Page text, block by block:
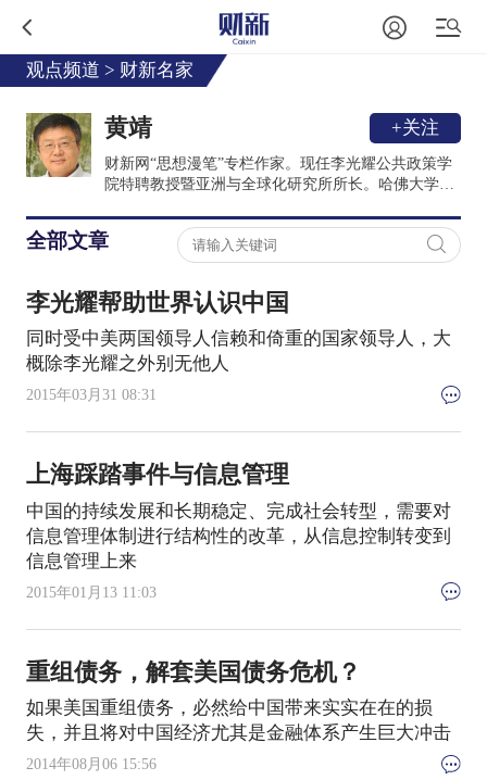
观点频道 > 财新名家
黄靖 +关注
财新网“思想漫笔”专栏作家。现任李光耀公共政策学
院特聘教授暨亚洲与全球化研究所所长。哈佛大学政
（2004-2008），并曾任教于哈佛大学 （1992-94）、
犹他州立大学（1994-2002）及斯坦福大学 （2002-
04）。1998年获终身教授职。
全部文章
李光耀帮助世界认识中国
同时受中美两国领导人信赖和倚重的国家领导人，大
概除李光耀之外别无他人
2015年03月31 08:31
上海踩踏事件与信息管理
中国的持续发展和长期稳定、完成社会转型，需要对
信息管理体制进行结构性的改革，从信息控制转变到
信息管理上来
2015年01月13 11:03
重组债务，解套美国债务危机？
如果美国重组债务，必然给中国带来实实在在的损
失，并且将对中国经济尤其是金融体系产生巨大冲击
2014年08月06 15:56